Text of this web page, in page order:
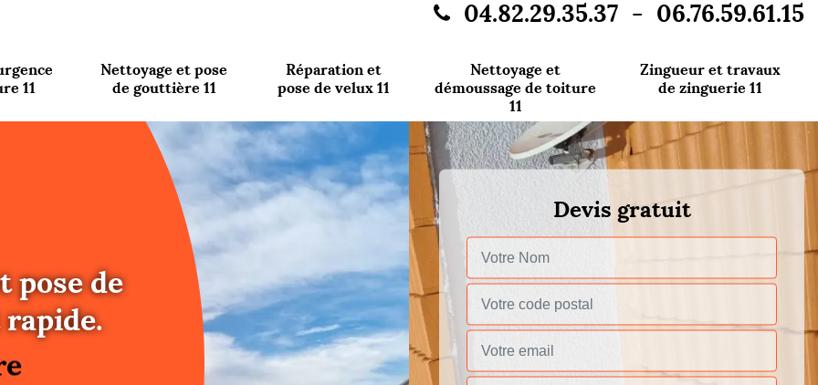
04.82.29.35.37 - 06.76.59.61.15
11
Nettoyage et pose
de gouttière 11
Réparation et
pose de velux 11
Nettoyage et
démoussage de toiture
11
Zingueur et travaux
de zinguerie 11
pose de
rapide.
Devis gratuit